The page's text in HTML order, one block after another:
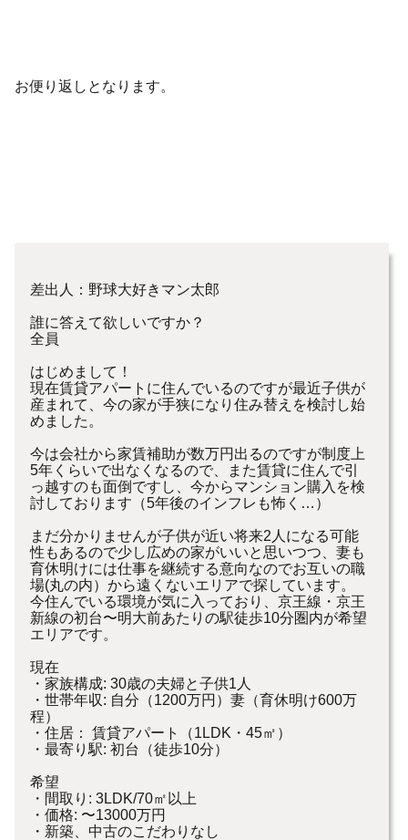
お便り返しとなります。
差出人：野球大好きマン太郎
誰に答えて欲しいですか？
全員
はじめまして！
現在賃貸アパートに住んでいるのですが最近子供が
産まれて、今の家が手狭になり住み替えを検討し始
めました。
今は会社から家賃補助が数万円出るのですが制度上
5年くらいで出なくなるので、また賃貸に住んで引
っ越すのも面倒ですし、今からマンション購入を検
討しております（5年後のインフレも怖く…）
まだ分かりませんが子供が近い将来2人になる可能
性もあるので少し広めの家がいいと思いつつ、妻も
育休明けには仕事を継続する意向なのでお互いの職
場(丸の内）から遠くないエリアで探しています。
今住んでいる環境が気に入っており、京王線・京王
新線の初台〜明大前あたりの駅徒歩10分圏内が希望
エリアです。
現在
・家族構成: 30歳の夫婦と子供1人
・世帯年収: 自分（1200万円）妻（育休明け600万
程）
・住居： 賃貸アパート（1LDK・45㎡）
・最寄り駅: 初台（徒歩10分）
希望
・間取り: 3LDK/70㎡以上
・価格: 〜13000万円
・新築、中古のこだわりなし